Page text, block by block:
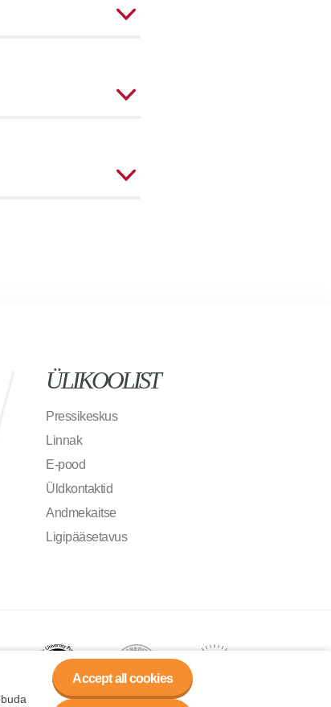
ÜLIKOOLIST
Pressikeskus
Linnak
E-pood
Üldkontaktid
Andmekaitse
Ligipääsetavus
Accept all cookies